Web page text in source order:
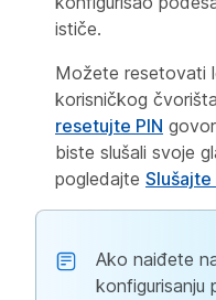
ističe.
Možete resetovati
korisničkog
resetujte PIN
biste slušali svoje
pogledajte
Ako naiđete
konfigurisanju